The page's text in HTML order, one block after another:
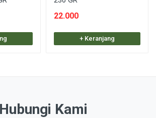
22.000
+ Keranjang
Hubungi Kami